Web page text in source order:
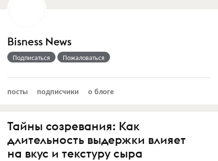
Bisness News
Подписаться Пожаловаться
посты подписчики о блоге
Тайны созревания: Как
длительность выдержки влияет
на вкус и текстуру сыра